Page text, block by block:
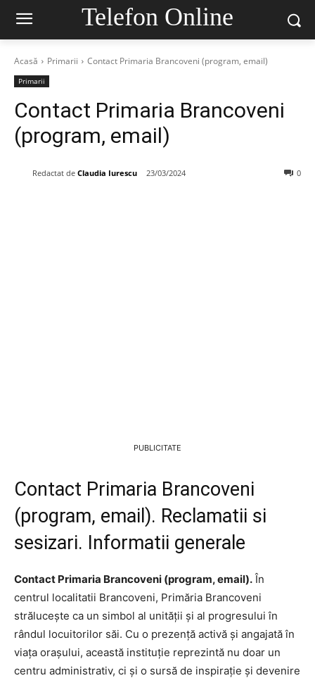
Telefon Online
Acasă Primarii Contact Primaria Brancoveni (program, email)
Primarii
Contact Primaria Brancoveni
(program, email)
Redactat de Claudia Iurescu 23/03/2024 0
PUBLICITATE
Contact Primaria Brancoveni
(program, email). Reclamatii si
sesizari. Informatii generale
Contact Primaria Brancoveni (program, email). În
centrul localitatii Brancoveni, Primăria Brancoveni
strălucește ca un simbol al unității și al progresului în
rândul locuitorilor săi. Cu o prezență activă și angajată în
viața orașului, această instituție reprezintă nu doar un
centru administrativ, ci și o sursă de inspirație și devenire